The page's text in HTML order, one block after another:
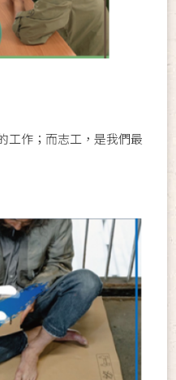
工作；而志工，是我們最